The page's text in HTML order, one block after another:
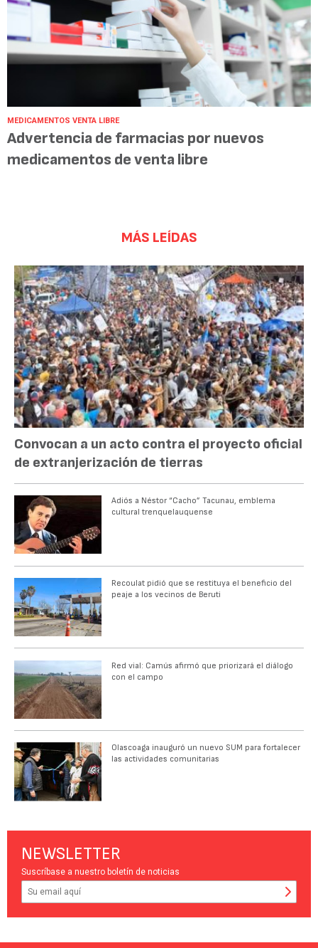
MEDICAMENTOS VENTA LIBRE
Advertencia de farmacias por nuevos
medicamentos de venta libre
MÁS LEÍDAS
Convocan a un acto contra el proyecto oficial
de extranjerización de tierras
Adiós a Néstor “Cacho” Tacunau, emblema
cultural trenquelauquense
Recoulat pidió que se restituya el beneficio del
peaje a los vecinos de Beruti
Red vial: Camús afirmó que priorizará el diálogo
con el campo
Olascoaga inauguró un nuevo SUM para fortalecer
las actividades comunitarias
NEWSLETTER
Suscríbase a nuestro boletín de noticias